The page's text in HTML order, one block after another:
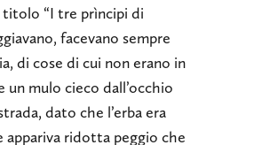
“I tre prìncipi di
facevano sempre
di cose di cui non erano in
mulo cieco dall’occhio
dato che l’erba era
appariva ridotta peggio che